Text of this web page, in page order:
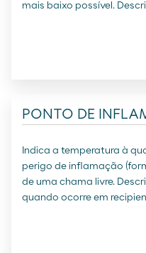
mais baixo possível.
PONTO DE
Indica a temperatura à
perigo de inflamação
de uma chama livre.
quando ocorre em